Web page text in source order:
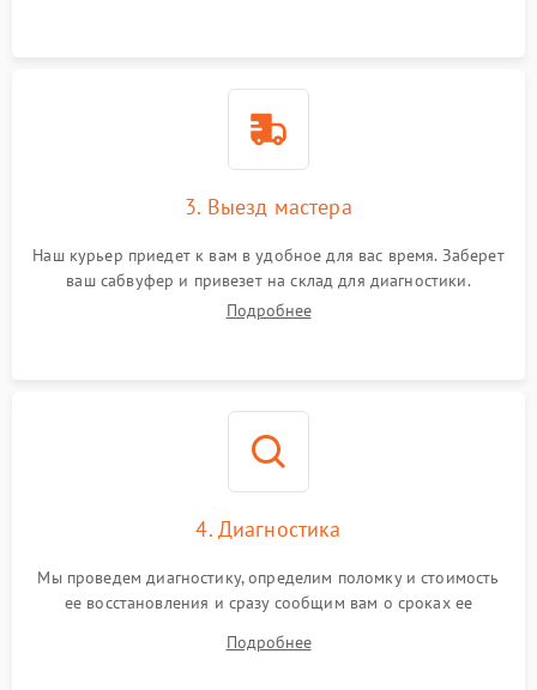
3. Выезд мастера
Наш курьер приедет к вам в удобное для вас время. Заберет
ваш сабвуфер и привезет на склад для диагностики.
Подробнее
4. Диагностика
Мы проведем диагностику, определим поломку и стоимость
ее восстановления и сразу сообщим вам о сроках ее
Подробнее